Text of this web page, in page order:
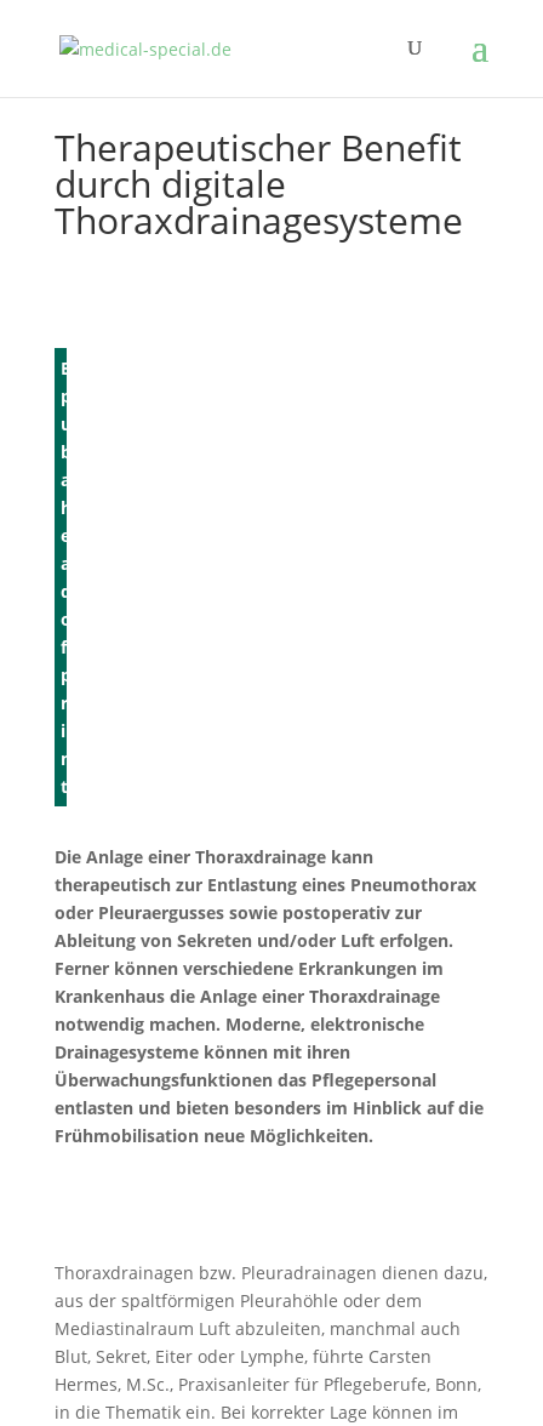
Therapeutischer Benefit
durch digitale
Thoraxdrainagesysteme
E
p
u
b
a
h
e
a
d
o
f
p
r
i
n
t
Die Anlage einer Thoraxdrainage kann
therapeutisch zur Entlastung eines Pneumothorax
oder Pleuraergusses sowie post­operativ zur
Ableitung von Sekreten und/oder Luft erfolgen.
Ferner können verschiedene Erkrankungen im
Krankenhaus die Anlage einer Thoraxdrainage
notwendig machen. Moderne, elektronische
Drainage­systeme können mit ihren
Überwachungsfunktionen das Pflegepersonal
entlasten und bieten besonders im Hinblick auf die
Frühmobilisation neue Möglichkeiten.
Thoraxdrainagen bzw. Pleuradrainagen dienen dazu,
aus der spaltförmigen Pleurahöhle oder dem
Mediastinalraum Luft abzuleiten, manchmal auch
Blut, Sekret, Eiter oder Lymphe, führte Carsten
Hermes, M.Sc., Praxisanleiter für Pflegeberufe, Bonn,
in die Thematik ein. Bei korrekter Lage können im